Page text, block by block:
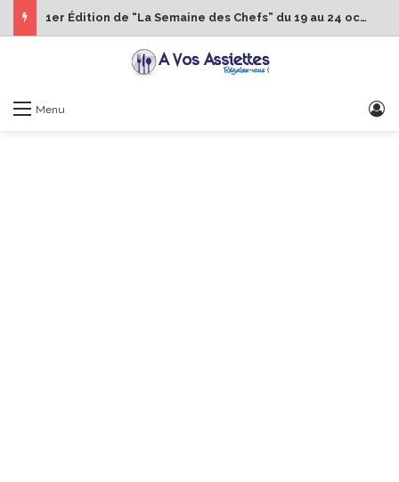
1er Édition de “La Semaine des Chefs” du 19 au 24 octobre 2026
Menu